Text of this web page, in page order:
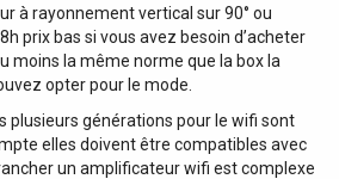
à rayonnement vertical sur 90° ou
prix bas si vous avez besoin d’acheter
moins la même norme que la box la
opter pour le mode.
plusieurs générations pour le wifi sont
elles doivent être compatibles avec
un amplificateur wifi est complexe